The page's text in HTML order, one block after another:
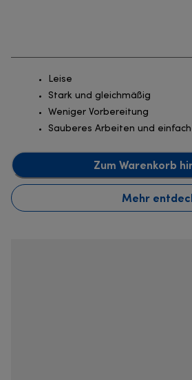
Leise
Stark und gleichmäßig
Weniger Vorbereitung
Sauberes Arbeiten und
Zum Warenkorb
Mehr